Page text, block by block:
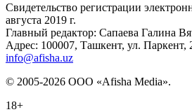
Свидетельство регистрации
августа 2019 г.
Главный редактор: Сапаева Галина
Адрес: 100007, Ташкент, ул. Паркент,
info@afisha.uz
© 2005-2026 ООО «Afisha Media».
18+